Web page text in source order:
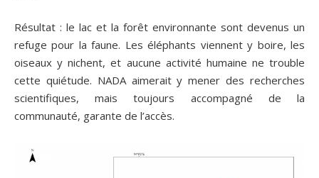
Résultat : le lac et la forêt environnante sont devenus un
refuge pour la faune. Les éléphants viennent y boire, les
oiseaux y nichent, et aucune activité humaine ne trouble
cette quiétude. NADA aimerait y mener des recherches
scientifiques, mais toujours accompagné de la
communauté, garante de l’accès.